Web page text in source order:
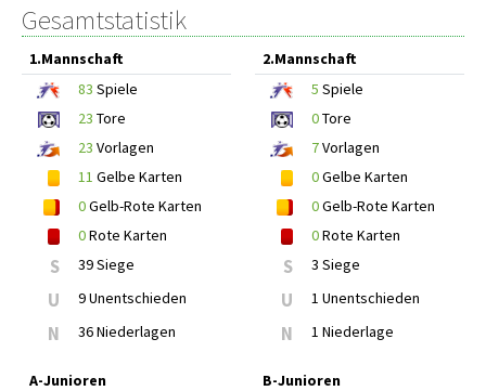
Gesamtstatistik
1.Mannschaft
83 Spiele
23 Tore
23 Vorlagen
11 Gelbe Karten
0Gelb-Rote Karten
0Rote Karten
S 39 Siege
U 9 Unentschieden
N 36 Niederlagen
2.Mannschaft
5 Spiele
0Tore
7Vorlagen
0Gelbe Karten
0Gelb-Rote Karten
0Rote Karten
S 3 Siege
U 1 Unentschieden
N 1 Niederlage
A-Junioren
B-Junioren